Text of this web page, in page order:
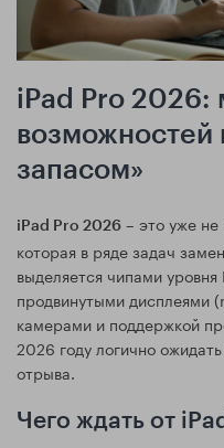
iPad Pro 2026:
возможностей
запасом»
iPad Pro 2026 – это уже
которая в ряде задач
выделяется чипами
продвинутыми дисплеями
камерами и поддержкой
2026 году логично
отрыва.
Чего ждать от